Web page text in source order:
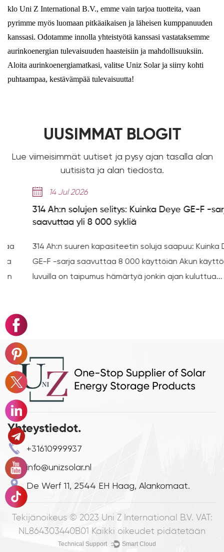
klo Uni Z International B.V., emme vain tarjoa tuotteita, vaan
pyrimme myös luomaan pitkäaikaisen ja läheisen kumppanuuden
kanssasi. Odotamme innolla yhteistyötä kanssasi vastataksemme
aurinkoenergian tulevaisuuden haasteisiin ja mahdollisuuksiin.
Aloita aurinkoenergiamatkasi, valitse Uniz Solar ja siirry kohti
puhtaampaa, kestävämpää tulevaisuutta!
UUSIMMAT BLOGIT
Lue viimeisimmät uutiset ja pysy ajan tasalla alan
uutisista ja alan tiedosta.
14 Jul 2026
314 Ah:n solujen selitys: Kuinka Deye GE-F -sarja
saavuttaa yli 8 000 sykliä
314 Ah:n suuren kapasiteetin soluja saapuu: Kuinka Deye
GE-F -sarja saavuttaa 8 000 käyttöiän Akun käyttöiän
luvuilla on taipumus hämärtyä jonkin ajan kuluttua...
Yhteystiedot.
+31610999937
info@unizsolar.nl
De Werf 11, 2544 EH Haag, Alankomaat.
Tekijänoikeus © 2023 Uni Z International B.V. VAT:
NL864303440B01 Kaikki oikeudet pidätetään
Technical Support ： Smart Cloud